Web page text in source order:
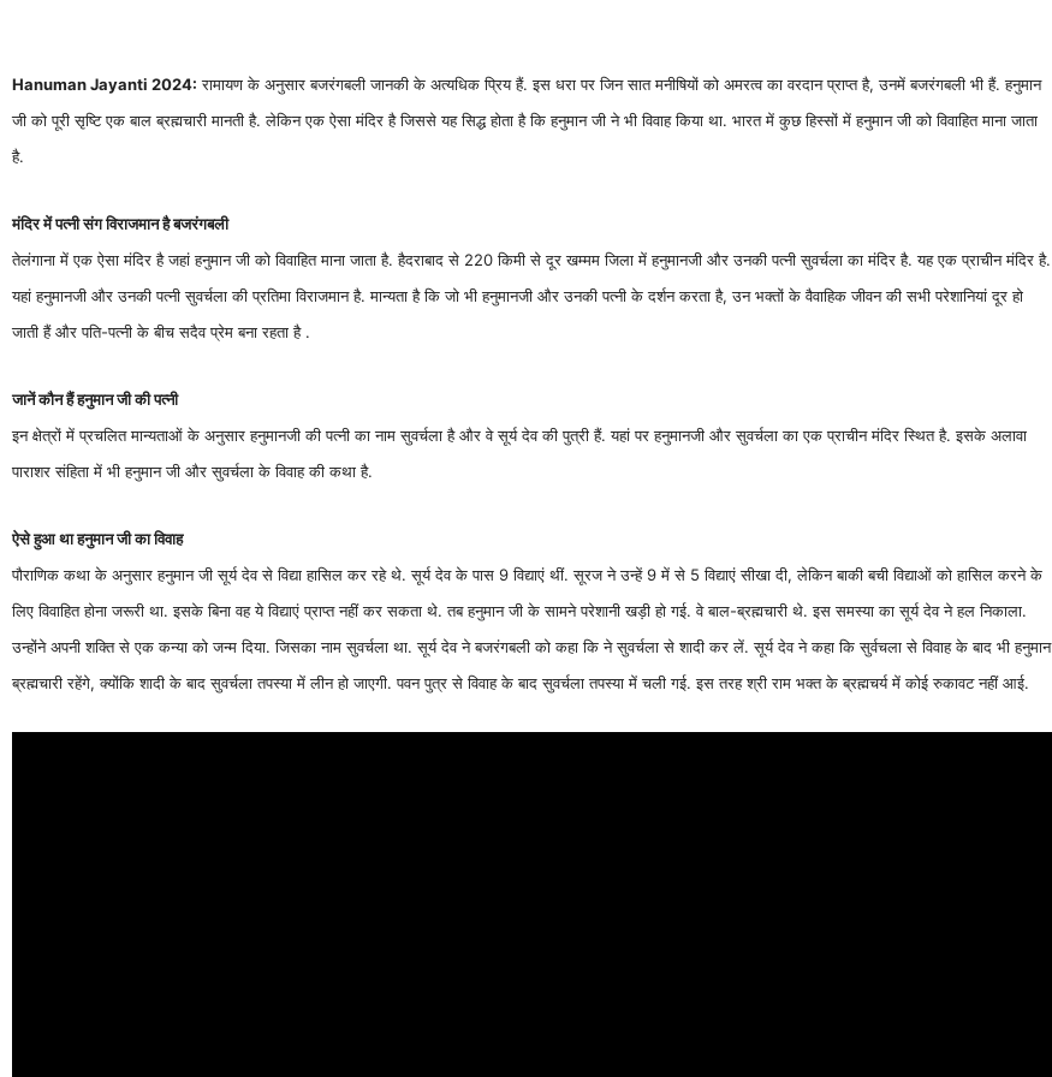
Hanuman Jayanti 2024: रामायण के अनुसार बजरंगबली जानकी के अत्यधिक प्रिय हैं. इस धरा पर जिन सात मनीषियों को अमरत्व का वरदान प्राप्त है, उनमें बजरंगबली भी हैं. हनुमान
जी को पूरी सृष्टि एक बाल ब्रह्मचारी मानती है. लेकिन एक ऐसा मंदिर है जिससे यह सिद्ध होता है कि हनुमान जी ने भी विवाह किया था. भारत में कुछ हिस्सों में हनुमान जी को विवाहित माना जाता
है.
मंदिर में पत्नी संग विराजमान है बजरंगबली
तेलंगाना में एक ऐसा मंदिर है जहां हनुमान जी को विवाहित माना जाता है. हैदराबाद से 220 किमी से दूर खम्मम जिला में हनुमानजी और उनकी पत्नी सुवर्चला का मंदिर है. यह एक प्राचीन मंदिर है.
यहां हनुमानजी और उनकी पत्नी सुवर्चला की प्रतिमा विराजमान है. मान्यता है कि जो भी हनुमानजी और उनकी पत्नी के दर्शन करता है, उन भक्तों के वैवाहिक जीवन की सभी परेशानियां दूर हो
जाती हैं और पति-पत्नी के बीच सदैव प्रेम बना रहता है .
जानें कौन हैं हनुमान जी की पत्नी
इन क्षेत्रों में प्रचलित मान्यताओं के अनुसार हनुमानजी की पत्नी का नाम सुवर्चला है और वे सूर्य देव की पुत्री हैं. यहां पर हनुमानजी और सुवर्चला का एक प्राचीन मंदिर स्थित है. इसके अलावा
पाराशर संहिता में भी हनुमान जी और सुवर्चला के विवाह की कथा है.
ऐसे हुआ था हनुमान जी का विवाह
पौराणिक कथा के अनुसार हनुमान जी सूर्य देव से विद्या हासिल कर रहे थे. सूर्य देव के पास 9 विद्याएं थीं. सूरज ने उन्हें 9 में से 5 विद्याएं सीखा दी, लेकिन बाकी बची विद्याओं को हासिल करने के
लिए विवाहित होना जरूरी था. इसके बिना वह ये विद्याएं प्राप्त नहीं कर सकता थे. तब हनुमान जी के सामने परेशानी खड़ी हो गई. वे बाल-ब्रह्मचारी थे. इस समस्या का सूर्य देव ने हल निकाला.
उन्होंने अपनी शक्ति से एक कन्या को जन्म दिया. जिसका नाम सुवर्चला था. सूर्य देव ने बजरंगबली को कहा कि ने सुवर्चला से शादी कर लें. सूर्य देव ने कहा कि सुर्वचला से विवाह के बाद भी हनुमान
ब्रह्मचारी रहेंगे, क्योंकि शादी के बाद सुवर्चला तपस्या में लीन हो जाएगी. पवन पुत्र से विवाह के बाद सुवर्चला तपस्या में चली गई. इस तरह श्री राम भक्त के ब्रह्मचर्य में कोई रुकावट नहीं आई.